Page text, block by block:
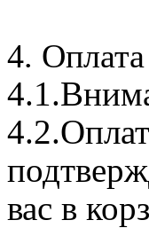
4. Оплата
вас в